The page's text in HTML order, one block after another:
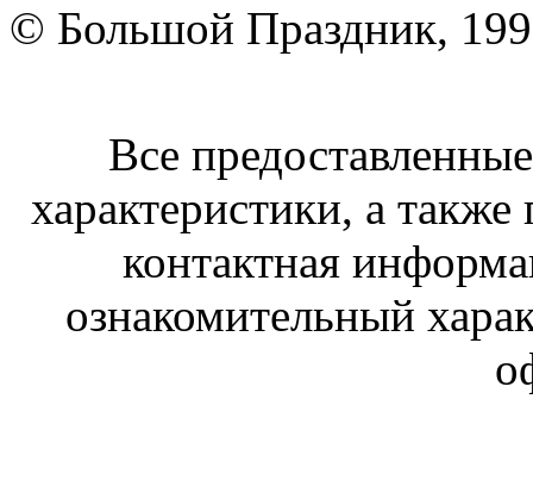
© Большой Праздник,
Все
характеристики, а также
контактная
ознакомительный